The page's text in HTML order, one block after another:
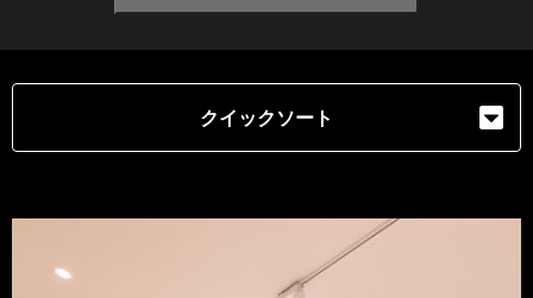
クイックソート